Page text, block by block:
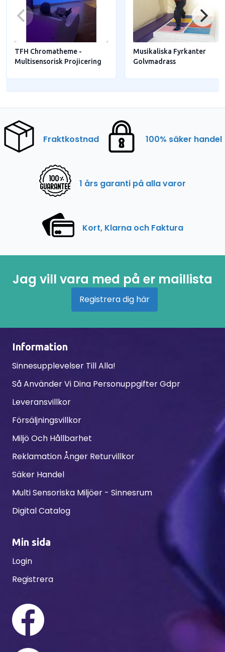
TFH Chromatheme -
Multisensorisk Projicering
Musikaliska Fyrkanter
Golvmadrass
Fraktkostnad 100% säker handel
1 års garanti på alla varor
Kort, Klarna och Faktura
Jag vill vara med på er maillista
Registrera dig här
Information
Sinnesupplevelser Till Alla!
Så Använder Vi Dina Personuppgifter Gdpr
Leveransvillkor
Försäljningsvillkor
Miljö Och Hållbarhet
Reklamation Ånger Returvillkor
Säker Handel
Multi Sensoriska Miljöer - Sinnesrum
Digital Catalog
Min sida
Login
Registrera